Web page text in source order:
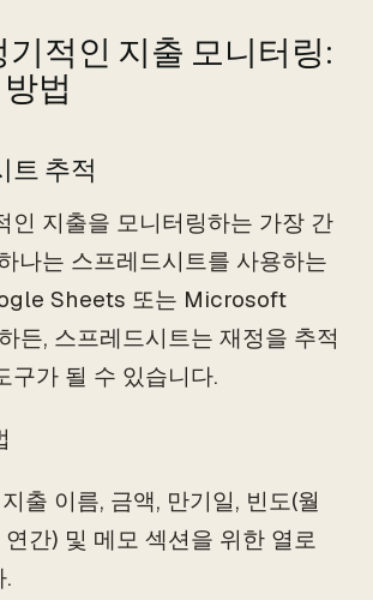
기적인 지출 모니터링:
법
트 추적
인 지출을 모니터링하는 가장 간
나는 스프레드시트를 사용하는
Sheets 또는 Microsoft
든, 스프레드시트는 재정을 추적
구가 될 수 있습니다.
지출 이름, 금액, 만기일, 빈도(월
연간) 및 메모 섹션을 위한 열로